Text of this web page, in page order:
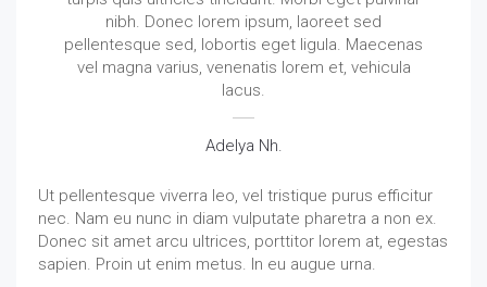
nibh. Donec lorem ipsum, laoreet sed
pellentesque sed, lobortis eget ligula. Maecenas
vel magna varius, venenatis lorem et, vehicula
lacus.
Adelya Nh.
Ut pellentesque viverra leo, vel tristique purus efficitur
nec. Nam eu nunc in diam vulputate pharetra a non ex.
Donec sit amet arcu ultrices, porttitor lorem at, egestas
sapien. Proin ut enim metus. In eu augue urna.